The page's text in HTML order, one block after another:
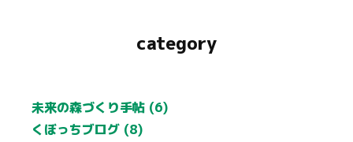
category
未来の森づくり手帖 (6)
くぼっちブログ (8)